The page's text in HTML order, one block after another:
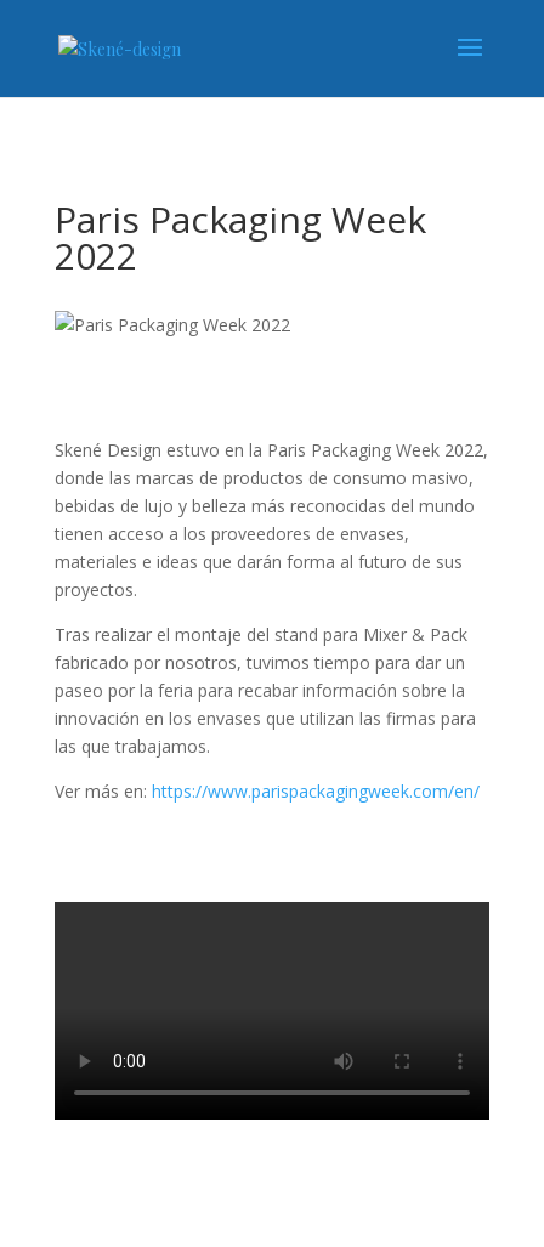
Paris Packaging Week
2022
Skené Design estuvo en la Paris Packaging Week 2022,
donde las marcas de productos de consumo masivo,
bebidas de lujo y belleza más reconocidas del mundo
tienen acceso a los proveedores de envases,
materiales e ideas que darán forma al futuro de sus
proyectos.
Tras realizar el montaje del stand para Mixer & Pack
fabricado por nosotros, tuvimos tiempo para dar un
paseo por la feria para recabar información sobre la
innovación en los envases que utilizan las firmas para
las que trabajamos.
Ver más en: https://www.parispackagingweek.com/en/